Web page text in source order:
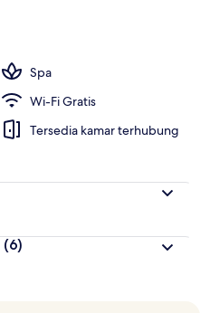
Spa
Wi-Fi Gratis
Tersedia kamar terhubung
(6)